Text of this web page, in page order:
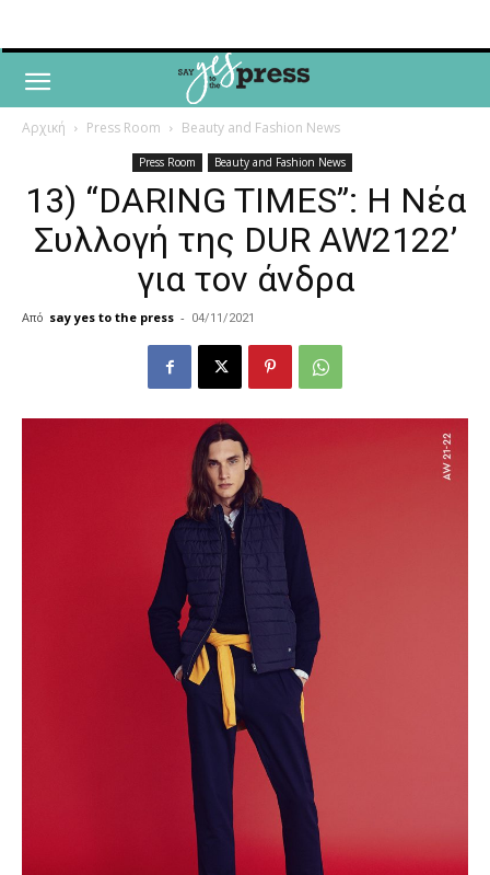
Αρχική Press Room Beauty and Fashion News
Press Room Beauty and Fashion News
13) “DARING TIMES”: Η Νέα
Συλλογή της DUR AW2122’
για τον άνδρα
Από say yes to the press - 04/11/2021